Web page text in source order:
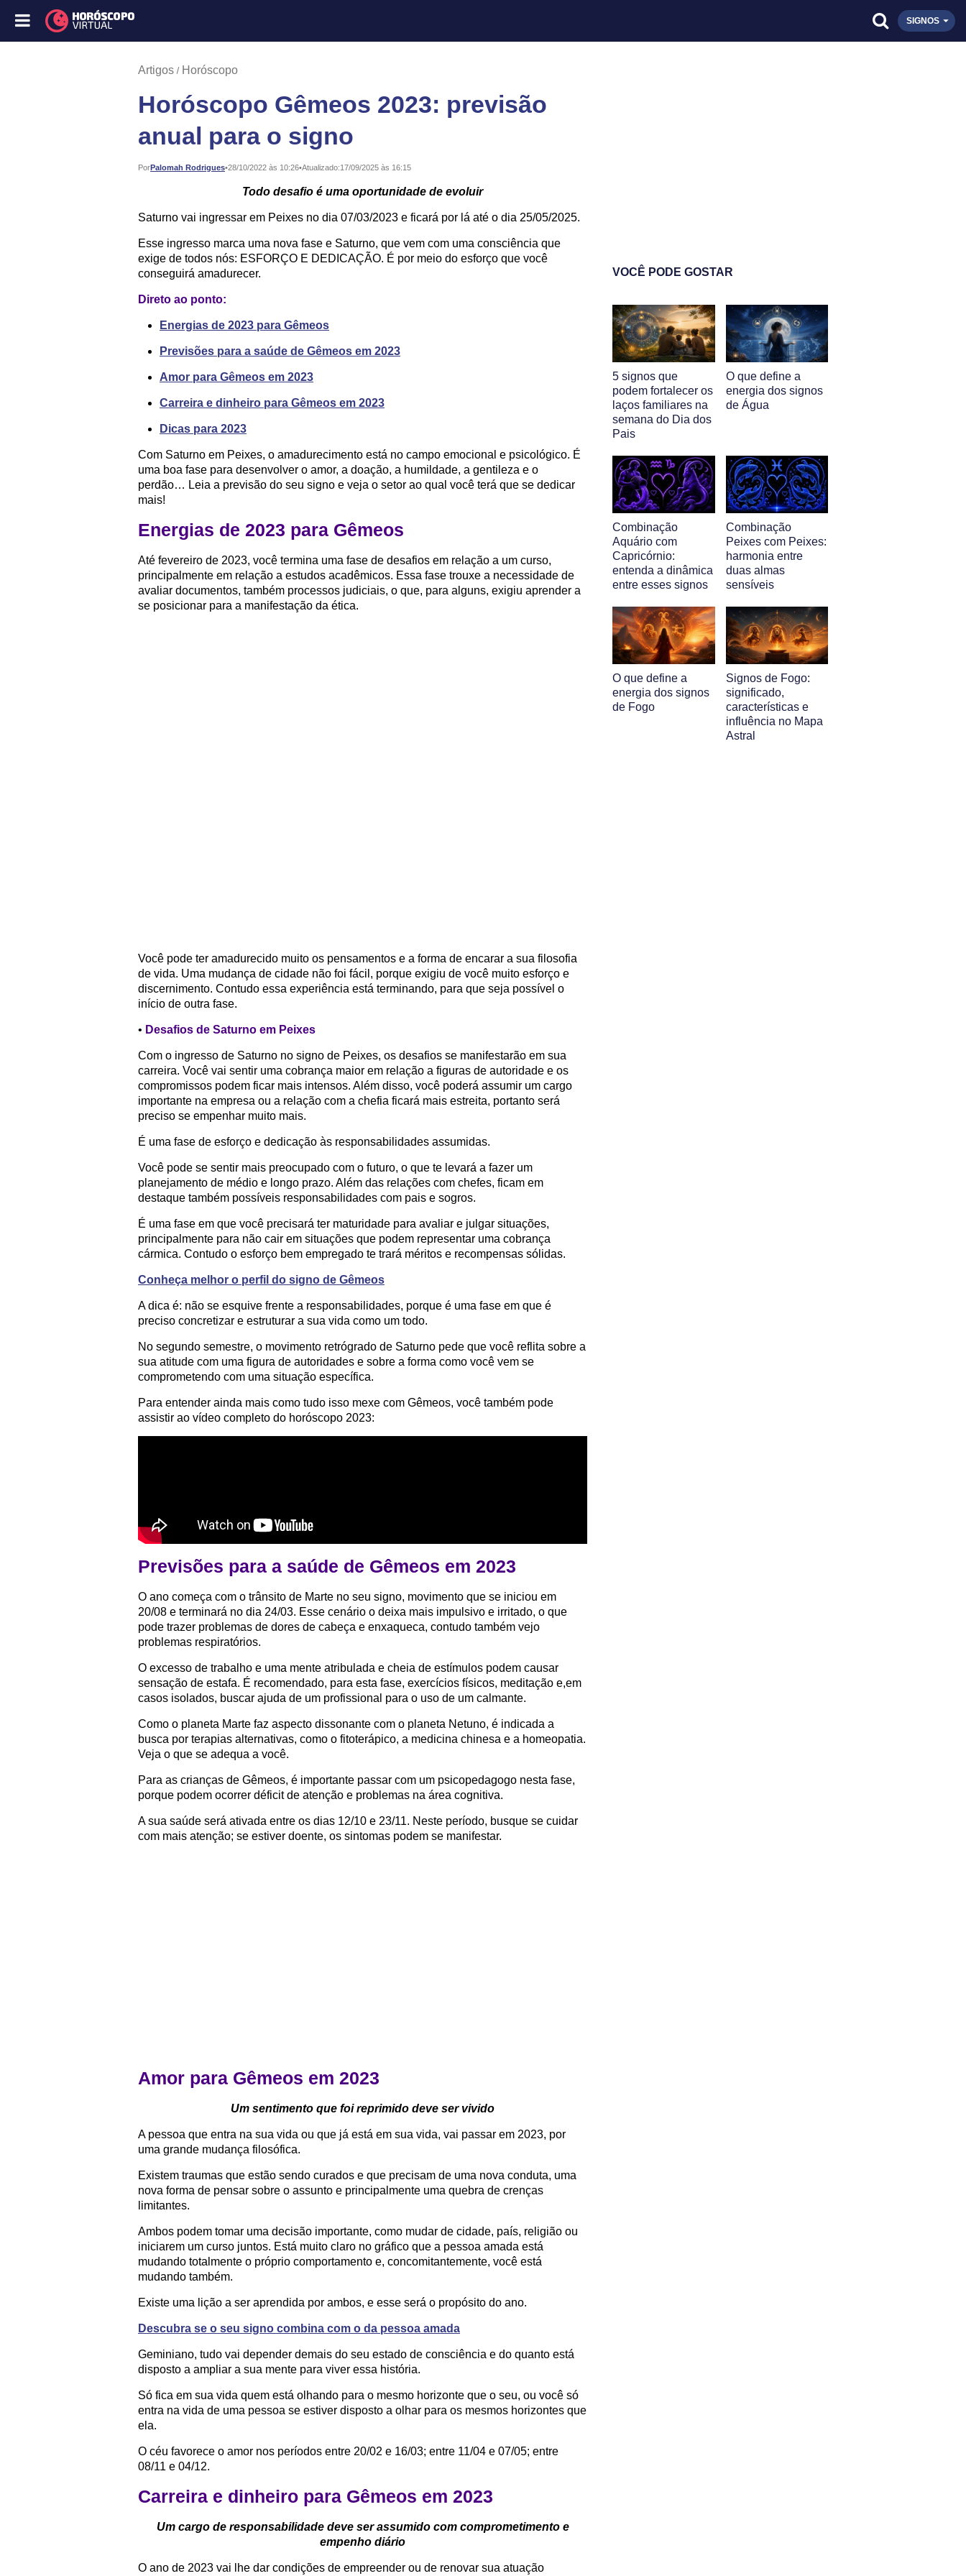
SIGNOS
Artigos Horóscopo
Horóscopo Gêmeos 2023: previsão
anual para o signo
PorPalomah Rodrigues•
Publicado: 28/10/2022 às 10:26•Atualizado:17/09/2025 às 16:15
Todo desafio é uma oportunidade de evoluir
Saturno vai ingressar em Peixes no dia 07/03/2023 e ficará por lá até o dia 25/05/2025.
Esse ingresso marca uma nova fase e Saturno, que vem com uma consciência que
exige de todos nós: ESFORÇO E DEDICAÇÃO. É por meio do esforço que você
conseguirá amadurecer.
Direto ao ponto:
Energias de 2023 para Gêmeos
Previsões para a saúde de Gêmeos em 2023
Amor para Gêmeos em 2023
Carreira e dinheiro para Gêmeos em 2023
Dicas para 2023
Com Saturno em Peixes, o amadurecimento está no campo emocional e psicológico. É
uma boa fase para desenvolver o amor, a doação, a humildade, a gentileza e o
perdão… Leia a previsão do seu signo e veja o setor ao qual você terá que se dedicar
mais!
Energias de 2023 para Gêmeos
Até fevereiro de 2023, você termina uma fase de desafios em relação a um curso,
principalmente em relação a estudos acadêmicos. Essa fase trouxe a necessidade de
avaliar documentos, também processos judiciais, o que, para alguns, exigiu aprender a
se posicionar para a manifestação da ética.
Você pode ter amadurecido muito os pensamentos e a forma de encarar a sua filosofia
de vida. Uma mudança de cidade não foi fácil, porque exigiu de você muito esforço e
discernimento. Contudo essa experiência está terminando, para que seja possível o
início de outra fase.
• Desafios de Saturno em Peixes
Com o ingresso de Saturno no signo de Peixes, os desafios se manifestarão em sua
carreira. Você vai sentir uma cobrança maior em relação a figuras de autoridade e os
compromissos podem ficar mais intensos. Além disso, você poderá assumir um cargo
importante na empresa ou a relação com a chefia ficará mais estreita, portanto será
preciso se empenhar muito mais.
É uma fase de esforço e dedicação às responsabilidades assumidas.
Você pode se sentir mais preocupado com o futuro, o que te levará a fazer um
planejamento de médio e longo prazo. Além das relações com chefes, ficam em
destaque também possíveis responsabilidades com pais e sogros.
É uma fase em que você precisará ter maturidade para avaliar e julgar situações,
principalmente para não cair em situações que podem representar uma cobrança
cármica. Contudo o esforço bem empregado te trará méritos e recompensas sólidas.
Conheça melhor o perfil do signo de Gêmeos
A dica é: não se esquive frente a responsabilidades, porque é uma fase em que é
preciso concretizar e estruturar a sua vida como um todo.
No segundo semestre, o movimento retrógrado de Saturno pede que você reflita sobre a
sua atitude com uma figura de autoridades e sobre a forma como você vem se
comprometendo com uma situação específica.
Para entender ainda mais como tudo isso mexe com Gêmeos, você também pode
assistir ao vídeo completo do horóscopo 2023:
Previsões para a saúde de Gêmeos em 2023
O ano começa com o trânsito de Marte no seu signo, movimento que se iniciou em
20/08 e terminará no dia 24/03. Esse cenário o deixa mais impulsivo e irritado, o que
pode trazer problemas de dores de cabeça e enxaqueca, contudo também vejo
problemas respiratórios.
O excesso de trabalho e uma mente atribulada e cheia de estímulos podem causar
sensação de estafa. É recomendado, para esta fase, exercícios físicos, meditação e,em
casos isolados, buscar ajuda de um profissional para o uso de um calmante.
Como o planeta Marte faz aspecto dissonante com o planeta Netuno, é indicada a
busca por terapias alternativas, como o fitoterápico, a medicina chinesa e a homeopatia.
Veja o que se adequa a você.
Para as crianças de Gêmeos, é importante passar com um psicopedagogo nesta fase,
porque podem ocorrer déficit de atenção e problemas na área cognitiva.
A sua saúde será ativada entre os dias 12/10 e 23/11. Neste período, busque se cuidar
com mais atenção; se estiver doente, os sintomas podem se manifestar.
Amor para Gêmeos em 2023
Um sentimento que foi reprimido deve ser vivido
A pessoa que entra na sua vida ou que já está em sua vida, vai passar em 2023, por
uma grande mudança filosófica.
Existem traumas que estão sendo curados e que precisam de uma nova conduta, uma
nova forma de pensar sobre o assunto e principalmente uma quebra de crenças
limitantes.
Ambos podem tomar uma decisão importante, como mudar de cidade, país, religião ou
iniciarem um curso juntos. Está muito claro no gráfico que a pessoa amada está
mudando totalmente o próprio comportamento e, concomitantemente, você está
mudando também.
Existe uma lição a ser aprendida por ambos, e esse será o propósito do ano.
Descubra se o seu signo combina com o da pessoa amada
Geminiano, tudo vai depender demais do seu estado de consciência e do quanto está
disposto a ampliar a sua mente para viver essa história.
Só fica em sua vida quem está olhando para o mesmo horizonte que o seu, ou você só
entra na vida de uma pessoa se estiver disposto a olhar para os mesmos horizontes que
ela.
O céu favorece o amor nos períodos entre 20/02 e 16/03; entre 11/04 e 07/05; entre
08/11 e 04/12.
Carreira e dinheiro para Gêmeos em 2023
Um cargo de responsabilidade deve ser assumido com comprometimento e
empenho diário
O ano de 2023 vai lhe dar condições de empreender ou de renovar sua atuação
VOCÊ PODE GOSTAR
5 signos que
podem fortalecer os
laços familiares na
semana do Dia dos
Pais
O que define a
energia dos signos
de Água
Combinação
Aquário com
Capricórnio:
entenda a dinâmica
entre esses signos
Combinação
Peixes com Peixes:
harmonia entre
duas almas
sensíveis
O que define a
energia dos signos
de Fogo
Signos de Fogo:
significado,
características e
influência no Mapa
Astral